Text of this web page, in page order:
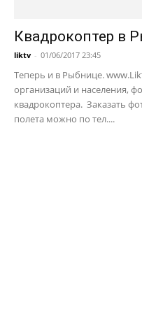
Квадрокоптер в
liktv - 01/06/2017 23:45
Теперь и в Рыбнице.
организаций и населения,
квадрокоптера. Заказать
полета можно по тел....